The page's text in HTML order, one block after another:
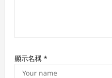
顯示名稱 *